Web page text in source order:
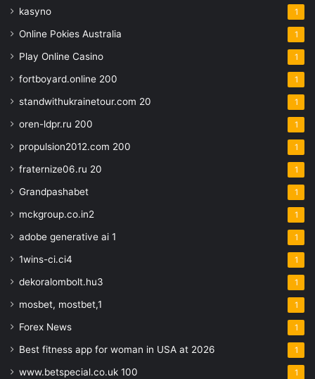
kasyno 1
Online Pokies Australia 1
Play Online Casino 1
fortboyard.online 200 1
standwithukrainetour.com 20 1
oren-ldpr.ru 200 1
propulsion2012.com 200 1
fraternize06.ru 20 1
Grandpashabet 1
mckgroup.co.in2 1
adobe generative ai 1 1
1wins-ci.ci4 1
dekoralombolt.hu3 1
mosbet, mostbet,1 1
Forex News 1
Best fitness app for woman in USA at 2026 1
www.betspecial.co.uk 100 1